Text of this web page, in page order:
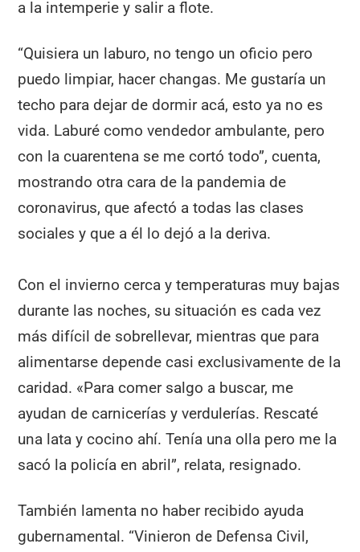
a la intemperie y salir a flote.
“Quisiera un laburo, no tengo un oficio pero
puedo limpiar, hacer changas. Me gustaría un
techo para dejar de dormir acá, esto ya no es
vida. Laburé como vendedor ambulante, pero
con la cuarentena se me cortó todo”, cuenta,
mostrando otra cara de la pandemia de
coronavirus, que afectó a todas las clases
sociales y que a él lo dejó a la deriva.
Con el invierno cerca y temperaturas muy bajas
durante las noches, su situación es cada vez
más difícil de sobrellevar, mientras que para
alimentarse depende casi exclusivamente de la
caridad. «Para comer salgo a buscar, me
ayudan de carnicerías y verdulerías. Rescaté
una lata y cocino ahí. Tenía una olla pero me la
sacó la policía en abril”, relata, resignado.
También lamenta no haber recibido ayuda
gubernamental. “Vinieron de Defensa Civil,